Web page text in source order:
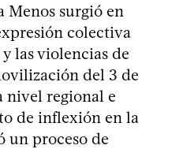
surgió en
colectiva
las violencias de
del 3 de
nivel regional e
de inflexión en la
un proceso de